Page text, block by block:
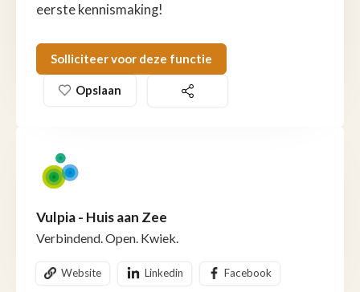
eerste kennismaking!
Solliciteer voor deze functie
Opslaan
Vulpia - Huis aan Zee
Verbindend. Open. Kwiek.
Website Linkedin Facebook